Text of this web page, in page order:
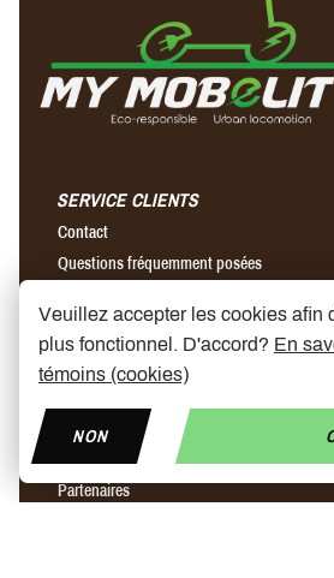
SERVICE CLIENTS
Contact
Questions fréquemment posées
Envois & retours
Notre histoire
Magasins
Partenaires
Veuillez accepter les cookies afin
plus fonctionnel. D'accord? En
témoins (cookies)
NON